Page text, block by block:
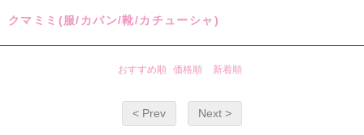
クマミミ(服/カバン/靴/カチューシャ)
おすすめ順 価格順 新着順
< Prev Next >